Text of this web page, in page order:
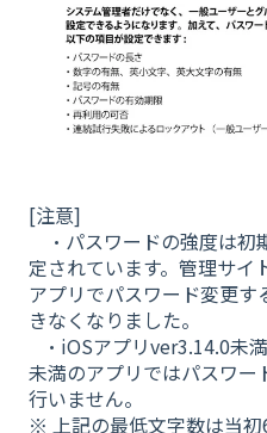
[注意]
・パスワードの強度は初
定されています。管理サイ
アプリでパスワード変更
きなくなりました。
・iOSアプリver3.14.0未
未満のアプリではパスワー
行いません。
※ 上記の最低文字数は当